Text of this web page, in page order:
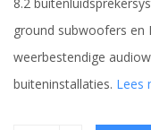
ground subwoofers en
weerbestendige
buiteninstallaties. Lees